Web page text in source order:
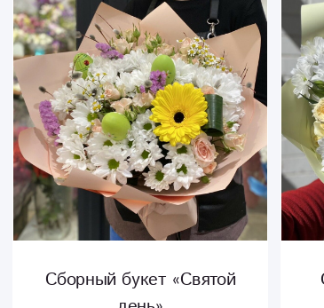
Сборный букет «Святой